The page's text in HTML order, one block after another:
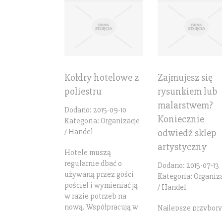
Kołdry hotelowe z
poliestru
Dodano: 2015-09-10
Kategoria: Organizacje
/ Handel
Hotele muszą
regularnie dbać o
używaną przez gości
pościel i wymieniać ją
w razie potrzeb na
nową. Współpracują w
Zajmujesz się
rysunkiem lub
malarstwem?
Koniecznie
odwiedź sklep
artystyczny
Dodano: 2015-07-13
Kategoria:
/ Handel
Najlepsze